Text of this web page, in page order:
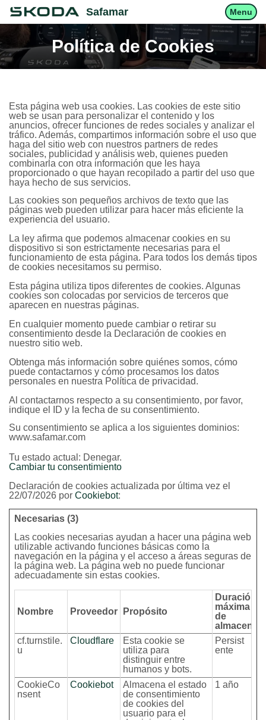
Safamar Menu
Política de Cookies
Esta página web usa cookies. Las cookies de este sitio
web se usan para personalizar el contenido y los
anuncios, ofrecer funciones de redes sociales y analizar el
tráfico. Además, compartimos información sobre el uso que
haga del sitio web con nuestros partners de redes
sociales, publicidad y análisis web, quienes pueden
combinarla con otra información que les haya
proporcionado o que hayan recopilado a partir del uso que
haya hecho de sus servicios.
Las cookies son pequeños archivos de texto que las
páginas web pueden utilizar para hacer más eficiente la
experiencia del usuario.
La ley afirma que podemos almacenar cookies en su
dispositivo si son estrictamente necesarias para el
funcionamiento de esta página. Para todos los demás tipos
de cookies necesitamos su permiso.
Esta página utiliza tipos diferentes de cookies. Algunas
cookies son colocadas por servicios de terceros que
aparecen en nuestras páginas.
En cualquier momento puede cambiar o retirar su
consentimiento desde la Declaración de cookies en
nuestro sitio web.
Obtenga más información sobre quiénes somos, cómo
puede contactarnos y cómo procesamos los datos
personales en nuestra Política de privacidad.
Al contactarnos respecto a su consentimiento, por favor,
indique el ID y la fecha de su consentimiento.
Su consentimiento se aplica a los siguientes dominios:
www.safamar.com
Tu estado actual: Denegar.
Cambiar tu consentimiento
Declaración de cookies actualizada por última vez el
22/07/2026 por Cookiebot:
Necesarias (3)
Las cookies necesarias ayudan a hacer una página web
utilizable activando funciones básicas como la
navegación en la página y el acceso a áreas seguras de
la página web. La página web no puede funcionar
adecuadamente sin estas cookies.
Nombre Proveedor Propósito
Duración
máxima
de
cf.turnstile.
u
Cloudflare
Esta cookie se
utiliza para
distinguir entre
humanos y bots.
Persist
ente
CookieCo
nsent
Cookiebot
Almacena el estado
de consentimiento
de cookies del
usuario para el
1 año